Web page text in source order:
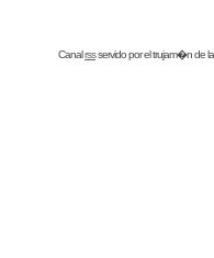
Canalrssservido por eltrujam�nde